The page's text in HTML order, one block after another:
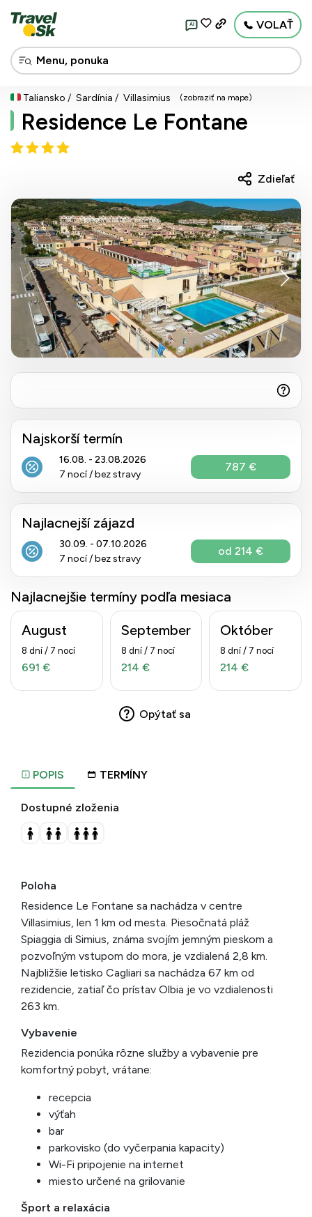
AI VOLAŤ
Taliansko Sardínia Villasimius (zobraziť na mape)
Residence Le Fontane
Zdieľať
POPIS TERMÍNY
Dostupné zloženia
Poloha
Residence Le Fontane sa nachádza v centre
Villasimius, len 1 km od mesta. Piesočnatá pláž
Spiaggia di Simius, známa svojím jemným pieskom a
pozvoľným vstupom do mora, je vzdialená 2,8 km.
Najbližšie letisko Cagliari sa nachádza 67 km od
rezidencie, zatiaľ čo prístav Olbia je vo vzdialenosti
263 km.
Vybavenie
Rezidencia ponúka rôzne služby a vybavenie pre
komfortný pobyt, vrátane:
recepcia
výťah
bar
parkovisko (do vyčerpania kapacity)
Wi-Fi pripojenie na internet
miesto určené na grilovanie
Šport a relaxácia
Najskorší termín
16.08. - 23.08.2026
7 nocí / bez stravy
787 €
Najlacnejší zájazd
30.09. - 07.10.2026
7 nocí / bez stravy
od 214 €
Najlacnejšie termíny podľa mesiaca
August
8 dní / 7 nocí
691 €
September
8 dní / 7 nocí
214 €
Október
8 dní / 7 nocí
214 €
Opýtať sa